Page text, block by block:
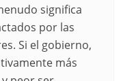
significa
por las
Si el gobierno,
más